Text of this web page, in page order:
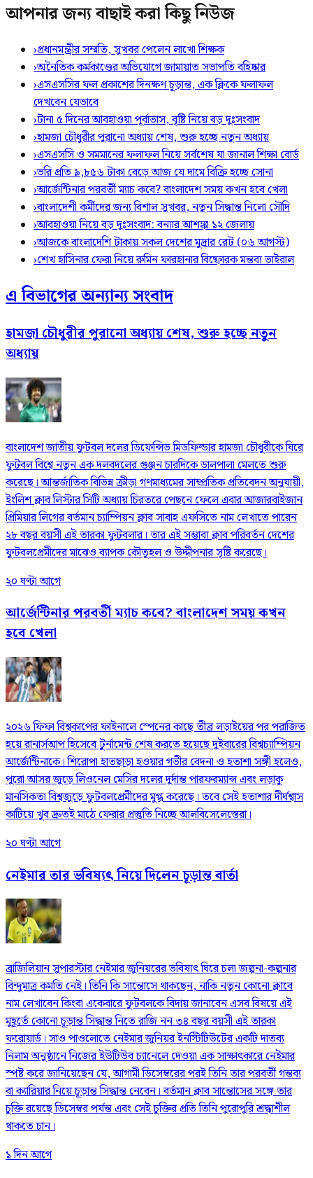
আপনার জন্য বাছাই করা কিছু নিউজ
›প্রধানমন্ত্রীর সম্মতি, সুখবর পেলেন লাখো শিক্ষক
›অনৈতিক কর্মকাণ্ডের অভিযোগে জামায়াত সভাপতি বহিষ্কার
›এসএসসির ফল প্রকাশের দিনক্ষণ চূড়ান্ত, এক ক্লিকে ফলাফল
দেখবেন যেভাবে
›টানা ৫ দিনের আবহাওয়া পূর্বাভাস, বৃষ্টি নিয়ে বড় দুঃসংবাদ
›হামজা চৌধুরীর পুরানো অধ্যায় শেষ, শুরু হচ্ছে নতুন অধ্যায়
›এসএসসি ও সমমানের ফলাফল নিয়ে সর্বশেষ যা জানাল শিক্ষা বোর্ড
›ভরি প্রতি ৯,৮৫৬ টাকা বেড়ে আজ যে দামে বিক্রি হচ্ছে সোনা
›আর্জেন্টিনার পরবর্তী ম্যাচ কবে? বাংলাদেশ সময় কখন হবে খেলা
›বাংলাদেশী কর্মীদের জন্য বিশাল সুখবর, নতুন সিদ্ধান্ত নিলো সৌদি
›আবহাওয়া নিয়ে বড় দুঃসংবাদ: বন্যার আশঙ্কা ১২ জেলায়
›আজকে বাংলাদেশি টাকায় সকল দেশের মুদ্রার রেট (০৬ আগস্ট)
›শেখ হাসিনার ফেরা নিয়ে রুমিন ফারহানার বিষ্ফোরক মন্তব্য ভাইরাল
এ বিভাগের অন্যান্য সংবাদ
হামজা চৌধুরীর পুরানো অধ্যায় শেষ, শুরু হচ্ছে নতুন
অধ্যায়
বাংলাদেশ জাতীয় ফুটবল দলের ডিফেন্সিভ মিডফিল্ডার হামজা চৌধুরীকে ঘিরে
ফুটবল বিশ্বে নতুন এক দলবদলের গুঞ্জন চারদিকে ডালপালা মেলতে শুরু
করেছে। আন্তর্জাতিক বিভিন্ন ক্রীড়া গণমাধ্যমের সাম্প্রতিক প্রতিবেদন অনুযায়ী,
ইংলিশ ক্লাব লিস্টার সিটি অধ্যায় চিরতরে পেছনে ফেলে এবার আজারবাইজান
প্রিমিয়ার লিগের বর্তমান চ্যাম্পিয়ন ক্লাব সাবাহ এফসিতে নাম লেখাতে পারেন
২৮ বছর বয়সী এই তারকা ফুটবলার। তার এই সম্ভাব্য ক্লাব পরিবর্তন দেশের
ফুটবলপ্রেমীদের মাঝেও ব্যাপক কৌতূহল ও উদ্দীপনার সৃষ্টি করেছে।
২০ ঘণ্টা আগে
আর্জেন্টিনার পরবর্তী ম্যাচ কবে? বাংলাদেশ সময় কখন
হবে খেলা
২০২৬ ফিফা বিশ্বকাপের ফাইনালে স্পেনের কাছে তীব্র লড়াইয়ের পর পরাজিত
হয়ে রানার্সআপ হিসেবে টুর্নামেন্ট শেষ করতে হয়েছে দুইবারের বিশ্বচ্যাম্পিয়ন
আর্জেন্টিনাকে। শিরোপা হাতছাড়া হওয়ার গভীর বেদনা ও হতাশা সঙ্গী হলেও,
পুরো আসর জুড়ে লিওনেল মেসির দলের দুর্দান্ত পারফরম্যান্স এবং লড়াকু
মানসিকতা বিশ্বজুড়ে ফুটবলপ্রেমীদের মুগ্ধ করেছে। তবে সেই হতাশার দীর্ঘশ্বাস
কাটিয়ে খুব দ্রুতই মাঠে ফেরার প্রস্তুতি নিচ্ছে আলবিসেলেস্তেরা।
২০ ঘণ্টা আগে
নেইমার তার ভবিষ্যৎ নিয়ে দিলেন চূড়ান্ত বার্তা
ব্রাজিলিয়ান সুপারস্টার নেইমার জুনিয়রের ভবিষ্যৎ ঘিরে চলা জল্পনা-কল্পনার
বিন্দুমাত্র কমতি নেই। তিনি কি সান্তোসে থাকছেন, নাকি নতুন কোনো ক্লাবে
নাম লেখাবেন কিংবা একেবারে ফুটবলকে বিদায় জানাবেন এসব বিষয়ে এই
মুহূর্তে কোনো চূড়ান্ত সিদ্ধান্ত নিতে রাজি নন ৩৪ বছর বয়সী এই তারকা
ফরোয়ার্ড। সাও পাওলোতে নেইমার জুনিয়র ইনস্টিটিউটের একটি দাতব্য
নিলাম অনুষ্ঠানে নিজের ইউটিউব চ্যানেলে দেওয়া এক সাক্ষাৎকারে নেইমার
স্পষ্ট করে জানিয়েছেন যে, আগামী ডিসেম্বরের পরই তিনি তার পরবর্তী গন্তব্য
বা ক্যারিয়ার নিয়ে চূড়ান্ত সিদ্ধান্ত নেবেন। বর্তমান ক্লাব সান্তোসের সঙ্গে তার
চুক্তি রয়েছে ডিসেম্বর পর্যন্ত এবং সেই চুক্তির প্রতি তিনি পুরোপুরি শ্রদ্ধাশীল
থাকতে চান।
১ দিন আগে